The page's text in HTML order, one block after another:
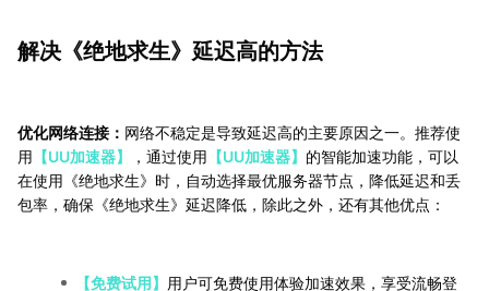
解决《绝地求生》延迟高的方法
优化网络连接： 网络不稳定是导致延迟高的主要原因之一。推荐使
用 【UU加速器】 ，通过使用 【UU加速器】 的智能加速功能，可以
在使用《绝地求生》时，自动选择最优服务器节点，降低延迟和丢
包率，确保《绝地求生》延迟降低，除此之外，还有其他优点：
【免费试用】
用户可免费使用体验加速效果，享受流畅登